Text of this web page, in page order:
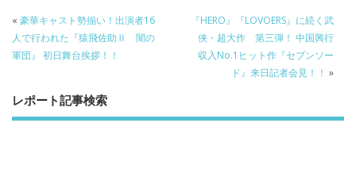
b
o
o
k
er a
o
« 豪華キャスト勢揃い！出演者16
人で行われた『猿飛佐助Ⅱ 闇の
軍団』 初日舞台挨拶！！
『HERO』『LOVOERS』に続く武
侠・超大作 第三弾！ 中国興行
収入No.1ヒット作『セブンソー
ド』来日記者会見！！ »
レポート記事検索